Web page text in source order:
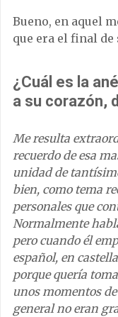
Bueno, en aquel
que era el final
¿Cuál es la
a su corazón,
Me resulta
recuerdo de esa
unidad de
bien, como tema
personales que
Normalmente
pero cuando él
español, en
porque quería
unos momentos
general no eran